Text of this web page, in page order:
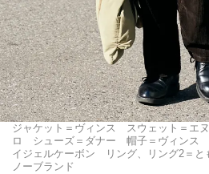
ジャケット＝ヴィンス スウェット＝エ
ロ シューズ＝ダナー 帽子＝ヴィンス
イジェルケーボン リング、リング2＝
ノーブランド